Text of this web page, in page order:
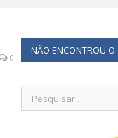
0
NÃO ENCONTROU O